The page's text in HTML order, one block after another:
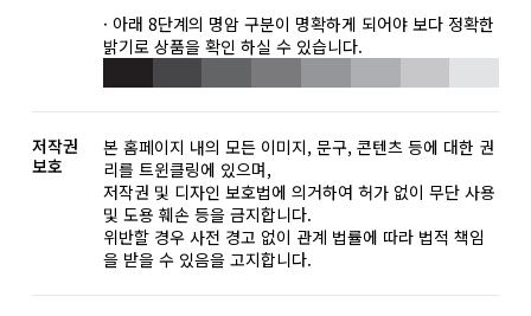
· 아래 8단계의 명암 구분이 명확하게 되어야 보다 정확한
밝기로 상품을 확인 하실 수 있습니다.
저작권
보호
본 홈페이지 내의 모든 이미지, 문구, 콘텐츠 등에 대한 권
리를 트윈클링에 있으며,
저작권 및 디자인 보호법에 의거하여 허가 없이 무단 사용
및 도용 훼손 등을 금지합니다.
위반할 경우 사전 경고 없이 관계 법률에 따라 법적 책임
을 받을 수 있음을 고지합니다.